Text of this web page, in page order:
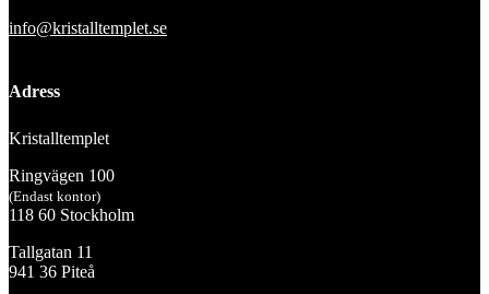
info@kristalltemplet.se
Adress
Kristalltemplet
Ringvägen 100
(Endast kontor)
118 60 Stockholm
Tallgatan 11
941 36 Piteå